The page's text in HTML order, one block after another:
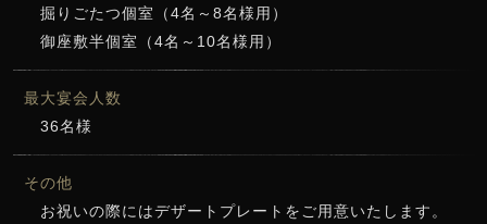
掘りごたつ個室（4名～8名様用）
御座敷半個室（4名～10名様用）
最大宴会人数
36名様
その他
お祝いの際にはデザートプレートをご用意いたします。